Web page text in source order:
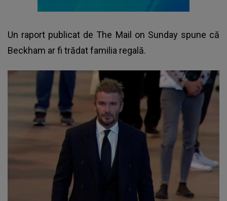
Un raport publicat de The Mail on Sunday spune că
Beckham ar fi trădat familia regală.